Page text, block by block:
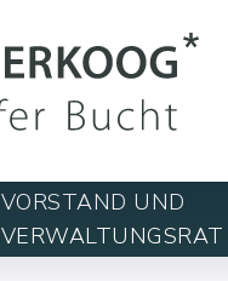
VORSTAND UND
VERWALTUNGSRAT